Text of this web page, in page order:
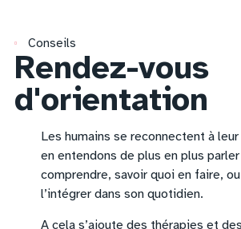
Conseils
Rendez-vous
d'orientation
Les humains se reconnectent à
en entendons de plus en plus
comprendre, savoir quoi en faire,
l’intégrer dans son quotidien.
A cela s’ajoute des thérapies et